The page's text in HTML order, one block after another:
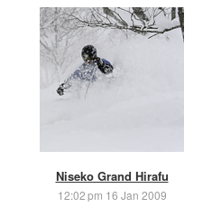
Niseko Grand Hirafu
12:02 pm 16 Jan 2009